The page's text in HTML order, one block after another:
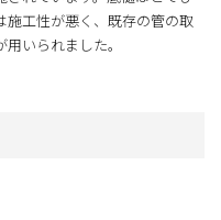
工性が悪く、既存の管の取
いられました。